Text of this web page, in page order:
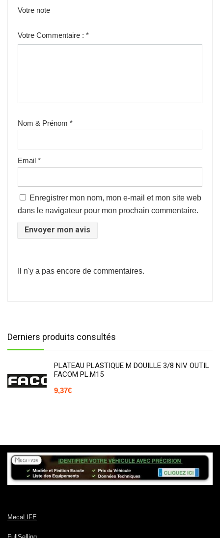
Votre note
Votre Commentaire : *
Nom & Prénom *
Email *
Enregistrer mon nom, mon e-mail et mon site web
dans le navigateur pour mon prochain commentaire.
Il n'y a pas encore de commentaires.
Derniers produits consultés
PLATEAU PLASTIQUE M DOUILLE 3/8 NIV OUTIL
FACOM PL.M15
9,37€
MecaLIFE